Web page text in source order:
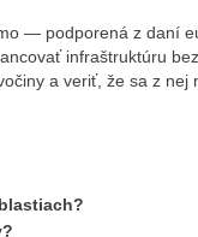
— podporená z daní
infraštruktúru
a veriť, že sa z nej